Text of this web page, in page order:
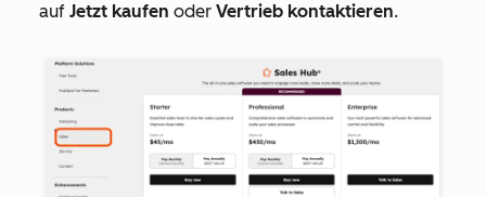
auf Jetzt kaufen oder Vertrieb kontaktieren.